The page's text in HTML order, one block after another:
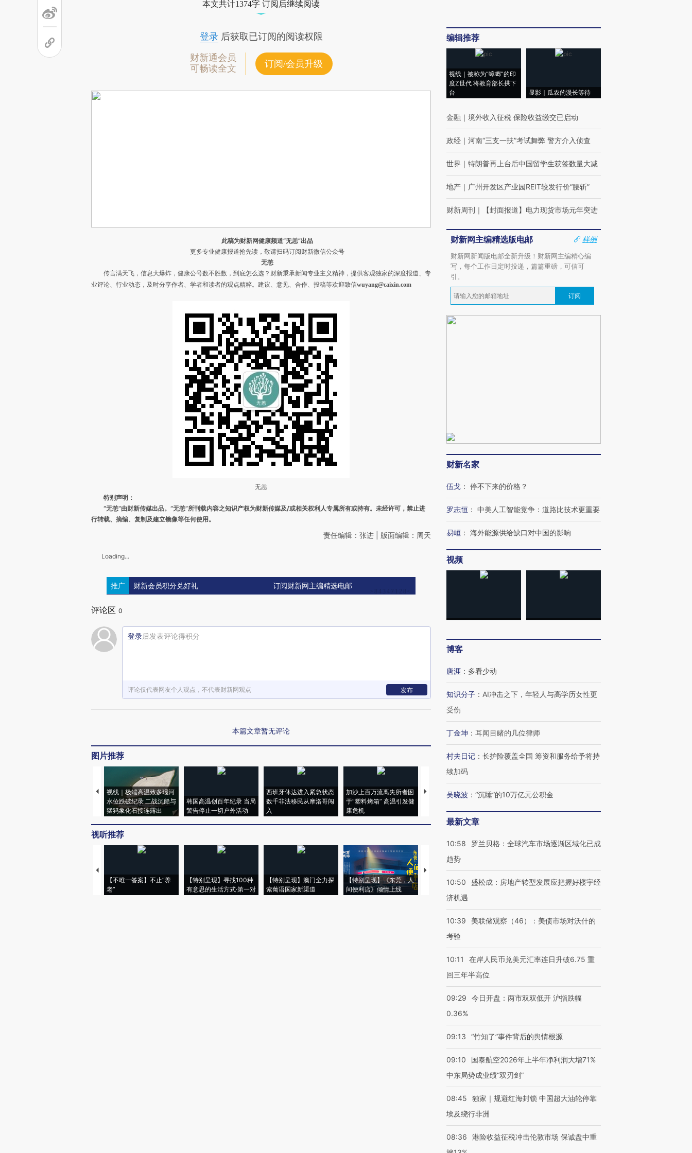
本文共计1374字 订阅后继续阅读
登录后获取已订阅的阅读权限
财新通会员
可畅读全文
订阅/会员升级
此稿为财新网健康频道“无恙”出品
更多专业健康报道抢先读，敬请扫码订阅财新微信公众号
无恙
传言满天飞，信息大爆炸，健康公号数不胜数，到底怎么选？财新秉承新闻专业主义精神，提供客观独家的深度报道、专
业评论、行业动态，及时分享作者、学者和读者的观点精粹。 建议、意见、合作、投稿等欢迎致信wuyang@caixin.com
无恙
特别声明：
“无恙”由财新传媒出品。“无恙”所刊载内容之知识产权为财新传媒及/或相关权利人专属所有或持有。未经许可，禁止进
行转载、摘编、复制及建立镜像等任何使用。
责任编辑：张进 | 版面编辑：周天
Loading...
推广 财新会员积分兑好礼 订阅财新网主编精选电邮
评论区 0
登录后发表评论得积分
评论仅代表网友个人观点，不代表财新网观点 发布
本篇文章暂无评论
图片推荐
视线｜极端高温致多瑙河
水位跌破纪录 二战沉船与
猛犸象化石接连露出
韩国高温创百年纪录 当局
警告停止一切户外活动
西班牙休达进入紧急状态
数千非法移民从摩洛哥闯
入
加沙上百万流离失所者困
于“塑料烤箱” 高温引发健
康危机
马航飞行员跨国走私7万
要防空导弹“救急”
13人遇难
视听推荐
【不唯一答案】不止“养
老”
【特别呈现】寻找100种
有意思的生活方式·第一对
【特别呈现】澳门全力探
索葡语国家新渠道
【特别呈现】《东莞，人
间便利店》倾情上线
【推广】走进第四届链博
会，让数智科技“链”接产
【特别呈现】寻找100种
【商旅对话】华住集团
CFO：不靠规模取胜，华
编辑推荐
视线｜被称为“蟑螂”的印
度Z世代 将教育部长拱下
台
显影｜瓜农的漫长等待
金融 ｜ 境外收入征税 保险收益缴交已启动
政经 ｜ 河南“三支一扶”考试舞弊 警方介入侦查
世界 ｜ 特朗普再上台后中国留学生获签数量大减
地产 ｜ 广州开发区产业园REIT较发行价“腰斩”
财新周刊 ｜ 【封面报道】电力现货市场元年突进
财新网主编精选版电邮
样例
财新网新闻版电邮全新升级！财新网主编精心编
写，每个工作日定时投递，篇篇重磅，可信可
引。
订阅
财新名家
伍戈 ： 停不下来的价格？
罗志恒 ： 中美人工智能竞争：道路比技术更重要
易峘 ： 海外能源供给缺口对中国的影响
视频
博客
唐涯 ： 多看少动
知识分子 ： AI冲击之下，年轻人与高学历女性更
受伤
丁金坤 ： 耳闻目睹的几位律师
村夫日记 ： 长护险覆盖全国 筹资和服务给予将持
续加码
吴晓波 ： “沉睡”的10万亿元公积金
最新文章
10:58
罗兰贝格：全球汽车市场逐渐区域化已成
趋势
10:50
盛松成：房地产转型发展应把握好楼宇经
济机遇
10:39
美联储观察（46）：美债市场对沃什的
考验
10:11
在岸人民币兑美元汇率连日升破6.75 重
回三年半高位
09:29
今日开盘：两市双双低开 沪指跌幅
0.36%
09:13 “竹知了”事件背后的舆情根源
09:10
国泰航空2026年上半年净利润大增71%
中东局势成业绩“双刃剑”
08:45
独家｜规避红海封锁 中国超大油轮停靠
埃及绕行非洲
08:36
港险收益征税冲击伦敦市场 保诚盘中重